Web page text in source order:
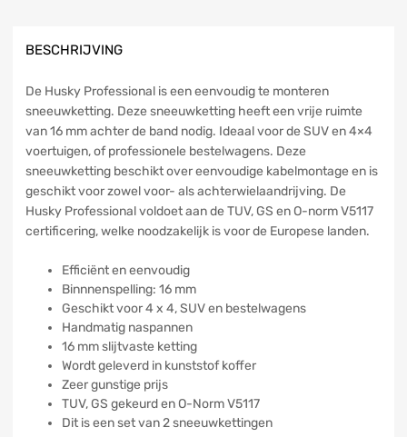
BESCHRIJVING
De Husky Professional is een eenvoudig te monteren
sneeuwketting. Deze sneeuwketting heeft een vrije ruimte
van 16 mm achter de band nodig. Ideaal voor de SUV en 4×4
voertuigen, of professionele bestelwagens. Deze
sneeuwketting beschikt over eenvoudige kabelmontage en is
geschikt voor zowel voor- als achterwielaandrijving. De
Husky Professional voldoet aan de TUV, GS en O-norm V5117
certificering, welke noodzakelijk is voor de Europese landen.
Efficiënt en eenvoudig
Binnnenspelling: 16 mm
Geschikt voor 4 x 4, SUV en bestelwagens
Handmatig naspannen
16 mm slijtvaste ketting
Wordt geleverd in kunststof koffer
Zeer gunstige prijs
TUV, GS gekeurd en O-Norm V5117
Dit is een set van 2 sneeuwkettingen